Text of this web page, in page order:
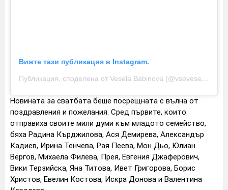
Вижте тази публикация в Instagram.
Публикация, споделена от Vesela Babinova (@vsevesela)
Новината за сватбата беше посрещната с вълна от
поздравления и пожелания. Сред първите, които
отправиха своите мили думи към младото семейство,
бяха Радина Кърджилова, Ася Демирева, Александър
Кадиев, Ирина Тенчева, Рая Пеева, Мон Дьо, Юлиан
Вергов, Михаела Филева, Прея, Евгения Джаферович,
Вики Терзийска, Яна Титова, Ивет Григорова, Борис
Христов, Евелин Костова, Искра Донова и Валентина